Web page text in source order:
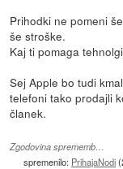
Prihodki ne pomeni
še stroške.
Kaj ti pomaga
Sej Apple bo tudi
telefoni tako prodajli
članek.
Zgodovina sprememb…
spremenilo: PrihajaNodi(